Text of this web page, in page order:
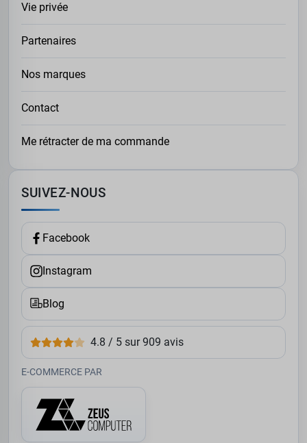
Vie privée
Partenaires
Nos marques
Contact
Me rétracter de ma commande
SUIVEZ-NOUS
Facebook
Instagram
Blog
4.8 / 5 sur 909 avis
E-COMMERCE PAR